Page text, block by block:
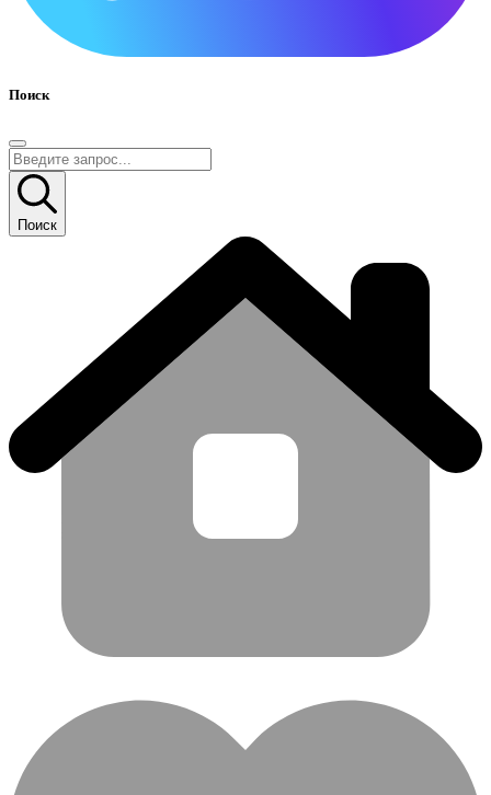
Поиск
Поиск